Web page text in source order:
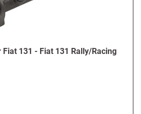
131 - Fiat 131 Rally/Racing